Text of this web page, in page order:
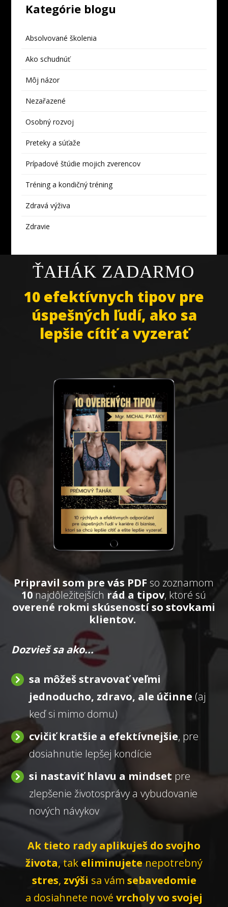
Kategórie blogu
Absolvované školenia
Ako schudnúť
Môj názor
Nezařazené
Osobný rozvoj
Preteky a súťaže
Prípadové štúdie mojich zverencov
Tréning a kondičný tréning
Zdravá výživa
Zdravie
ŤAHÁK ZADARMO
10 efektívnych tipov pre
úspešných ľudí, ako sa
lepšie cítiť a vyzerať
Pripravil som pre vás PDF so zoznamom
10najdôležitejších rád a tipov, ktoré sú
overené rokmi skúseností so stovkami
klientov.
Dozvieš sa ako...
sa môžeš stravovať veľmi
jednoducho, zdravo, ale účinne (aj
keď si mimo domu)
cvičiť kratšie a efektívnejšie, pre
dosiahnutie lepšej kondície
si nastaviť hlavu a mindset pre
zlepšenie životosprávy a vybudovanie
nových návykov
Ak tieto rady aplikuješ do svojho
života, takeliminujetenepotrebný
stres, zvýši sa vám sebavedomie
a dosiahnete nové vrcholy vo svojej